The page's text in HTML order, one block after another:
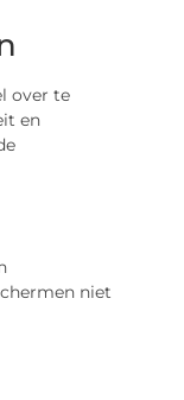
over te
en
niet